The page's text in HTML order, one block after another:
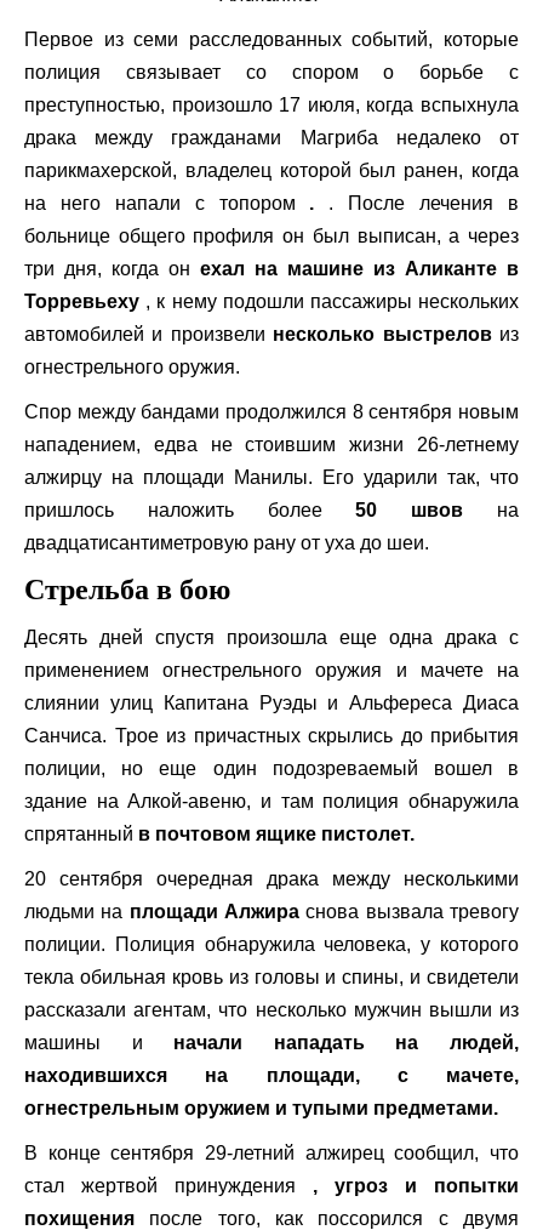
Первое из семи расследованных событий, которые
полиция связывает со спором о борьбе с
преступностью, произошло 17 июля, когда вспыхнула
драка между гражданами Магриба недалеко от
парикмахерской, владелец которой был ранен, когда
на него напали с топором . . После лечения в
больнице общего профиля он был выписан, а через
три дня, когда он ехал на машине из Аликанте в
Торревьеху , к нему подошли пассажиры нескольких
автомобилей и произвели несколько выстреловиз
огнестрельного оружия.
Спор между бандами продолжился 8 сентября новым
нападением, едва не стоившим жизни 26-летнему
алжирцу на площади Манилы. Его ударили так, что
пришлось наложить более50 швов на
двадцатисантиметровую рану от уха до шеи.
Стрельба в бою
Десять дней спустя произошла еще одна драка с
применением огнестрельного оружия и мачете на
слиянии улиц Капитана Руэды и Альфереса Диаса
Санчиса. Трое из причастных скрылись до прибытия
полиции, но еще один подозреваемый вошел в
здание на Алкой-авеню, и там полиция обнаружила
спрятанный в почтовом ящике пистолет.
20 сентября очередная драка между несколькими
людьми на площади Алжира снова вызвала тревогу
полиции. Полиция обнаружила человека, у которого
текла обильная кровь из головы и спины, и свидетели
рассказали агентам, что несколько мужчин вышли из
машины и начали нападать на людей,
находившихся на площади, с мачете,
огнестрельным оружием и тупыми предметами.
В конце сентября 29-летний алжирец сообщил, что
стал жертвой принуждения , угроз и попытки
похищения после того, как поссорился с двумя